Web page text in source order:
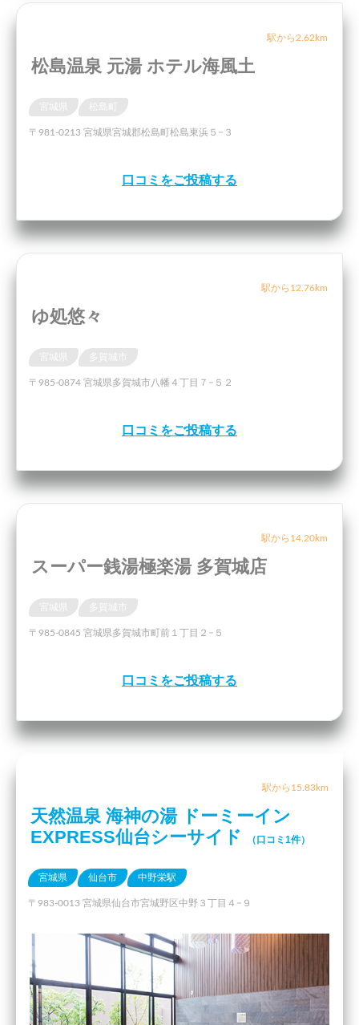
駅から2.62km
松島温泉 元湯 ホテル海風土
〒981-0213 宮城県宮城郡松島町松島東浜５−３
口コミをご投稿する
駅から12.76km
ゆ処悠々
〒985-0874 宮城県多賀城市八幡４丁目７−５２
口コミをご投稿する
駅から14.20km
スーパー銭湯極楽湯 多賀城店
〒985-0845 宮城県多賀城市町前１丁目２−５
口コミをご投稿する
駅から15.83km
天然温泉 海神の湯 ドーミーイン
EXPRESS仙台シーサイド
（口コミ1件）
宮城県 仙台市 中野栄駅
〒983-0013 宮城県仙台市宮城野区中野３丁目４−９